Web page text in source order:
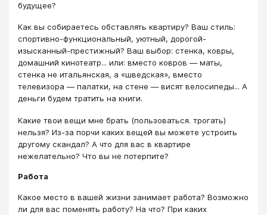
будущее?
Как вы собираетесь обставлять квартиру? Ваш стиль:
спортивно-функциональный, уютный, дорогой-
изысканный-престижный? Ваш выбор: стенка, ковры,
домашний кинотеатр... или: вместо ковров — маты,
стенка не итальянская, а «шведская», вместо
телевизора — палатки, на стене — висят велосипеды... А
деньги будем тратить на книги.
Какие твои вещи мне брать (пользоваться. трогать)
нельзя? Из-за порчи каких вещей вы можете устроить
другому скандал? А что для вас в квартире
нежелательно? Что вы не потерпите?
Работа
Какое место в вашей жизни занимает работа? Возможно
ли для вас поменять работу? На что? При каких